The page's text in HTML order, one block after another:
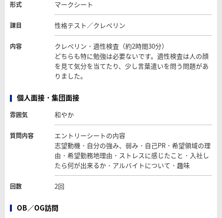
形式 マークシート
課目 性格テスト／クレペリン
内容
クレペリン・適性検査（約2時間30分）
どちらも特に勉強は必要ないです。適性検査は人の顔
を見て気分を当てたり、少し言葉遣いを問う問題があ
りました。
個人面接・集団面接
雰囲気 和やか
質問内容
エントリーシートの内容
志望動機・自分の強み、弱み・自己PR・希望領域の理
由・希望勤務地理由・ストレスに感じたこと・入社し
たら何が出来るか・アルバイトについて・趣味
回数 2回
OB／OG訪問